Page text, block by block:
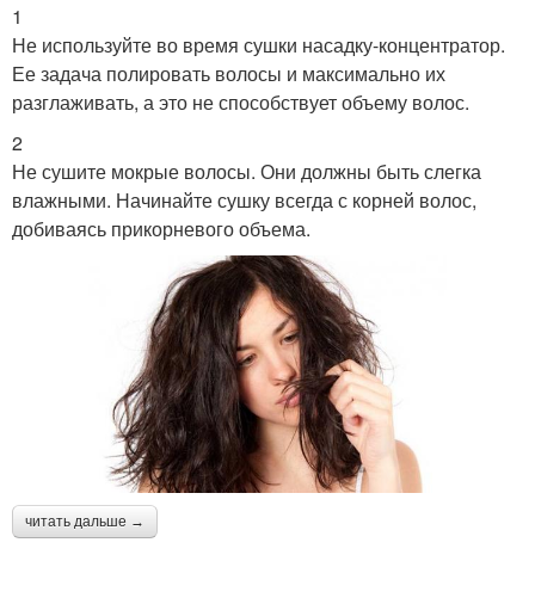
1
Не используйте во время сушки насадку-концентратор.
Ее задача полировать волосы и максимально их
разглаживать, а это не способствует объему волос.
2
Не сушите мокрые волосы. Они должны быть слегка
влажными. Начинайте сушку всегда с корней волос,
добиваясь прикорневого объема.
читать дальше →